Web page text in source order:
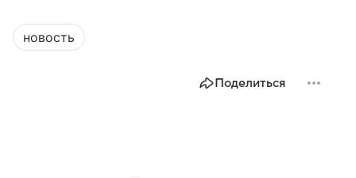
новость
Поделиться